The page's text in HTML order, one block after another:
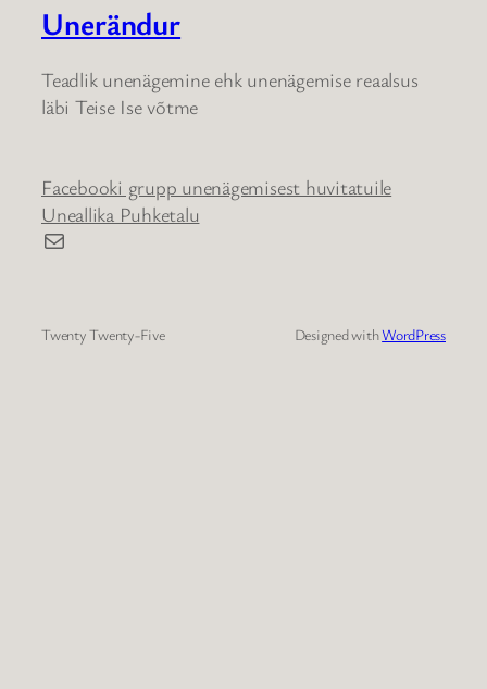
Unerändur
Teadlik unenägemine ehk unenägemise reaalsus
läbi Teise Ise võtme
Facebooki grupp unenägemisest huvitatuile
Uneallika Puhketalu
E-post
Twenty Twenty-Five Designed withWordPress